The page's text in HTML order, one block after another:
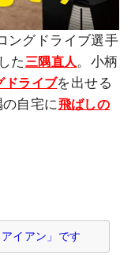
ングドライブ選手
た 三隅直人 。小柄
ドライブを出せる
自宅に飛ばしの
イアン」です